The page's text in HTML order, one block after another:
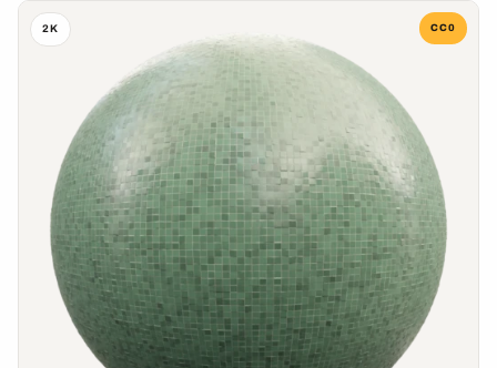
2K CC0